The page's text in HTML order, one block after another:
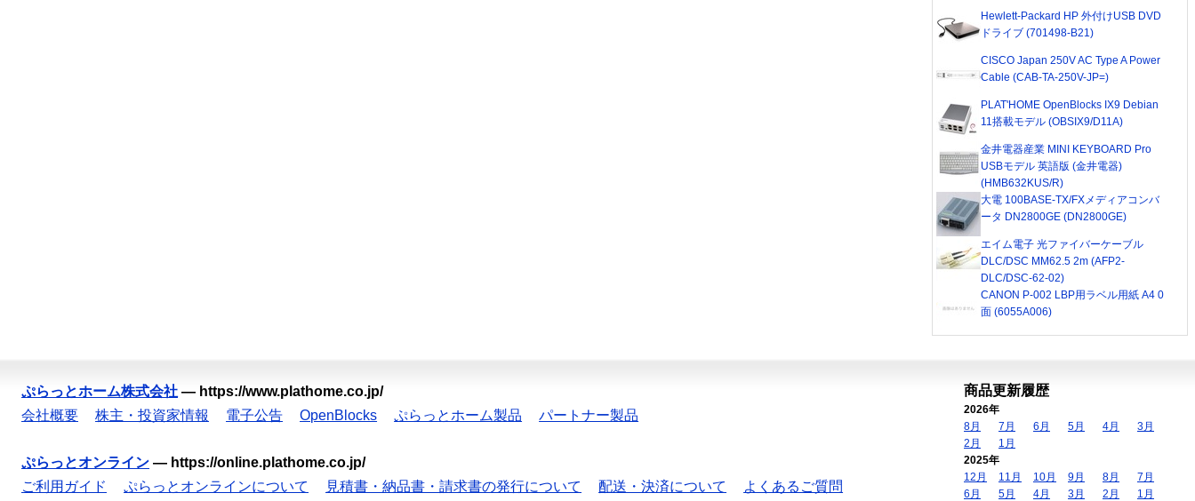
Hewlett-Packard HP 外付けUSB DVD
ドライブ (701498-B21)
CISCO Japan 250V AC Type A Power
Cable (CAB-TA-250V-JP=)
PLAT'HOME OpenBlocks IX9 Debian
11搭載モデル (OBSIX9/D11A)
金井電器産業 MINI KEYBOARD Pro
USBモデル 英語版 (金井電器)
(HMB632KUS/R)
大電 100BASE-TX/FXメディアコンバ
ータ DN2800GE (DN2800GE)
エイム電子 光ファイバーケーブル
DLC/DSC MM62.5 2m (AFP2-
DLC/DSC-62-02)
CANON P-002 LBP用ラベル用紙 A4 0
面 (6055A006)
ぷらっとホーム株式会社 — https://www.plathome.co.jp/
会社概要
株主・投資家情報 電子公告 OpenBlocks ぷらっとホーム製品 パートナー製品
ぷらっとオンライン — https://online.plathome.co.jp/
ご利用ガイド
ぷらっとオンラインについて 見積書・納品書・請求書の発行について 配送・決済について
よくあるご質問
商品更新履歴
2026年
8月
7月 6月 5月 4月
3月
2月
1月
2025年
12月
11月 10月 9月 8月
7月
6月
5月 4月 3月 2月
1月